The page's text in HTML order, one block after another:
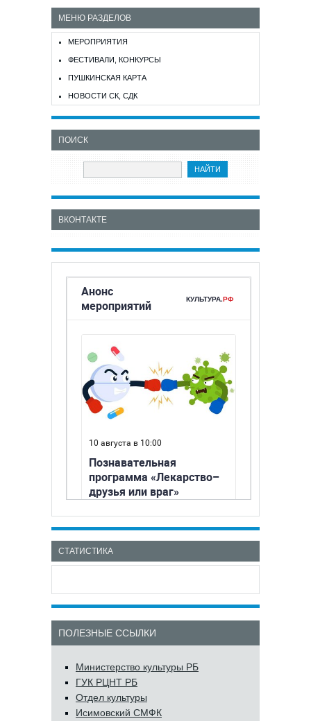
МЕНЮ РАЗДЕЛОВ
МЕРОПРИЯТИЯ
ФЕСТИВАЛИ, КОНКУРСЫ
ПУШКИНСКАЯ КАРТА
НОВОСТИ СК, СДК
ПОИСК
ВКОНТАКТЕ
СТАТИСТИКА
ПОЛЕЗНЫЕ ССЫЛКИ
Министерство культуры РБ
ГУК РЦНТ РБ
Отдел культуры
Исимовский СМФК